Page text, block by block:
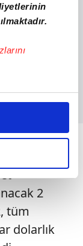
özel
yaparken
sunmak
adına
noktada,
tek gelir
vermedikleri
2
tüm
dolarlık